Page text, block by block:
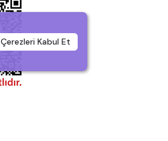
Çerezleri Kabul Et